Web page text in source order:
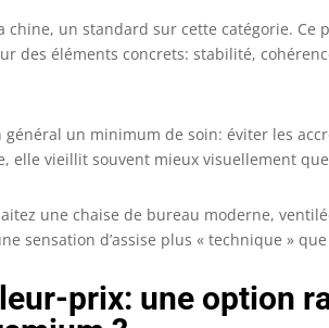
chine, un standard sur cette catégorie.
des éléments concrets: stabilité,
général un minimum de soin: éviter les
elle vieillit souvent mieux visuellement
une chaise de bureau moderne,
sensation d’assise plus « technique »
prix: une option